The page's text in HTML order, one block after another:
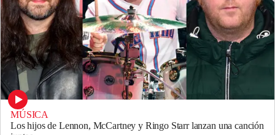
MÚSICA
Los hijos de Lennon, McCartney y Ringo Starr lanzan una canción